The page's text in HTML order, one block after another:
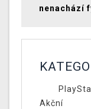
nenachází
Akční